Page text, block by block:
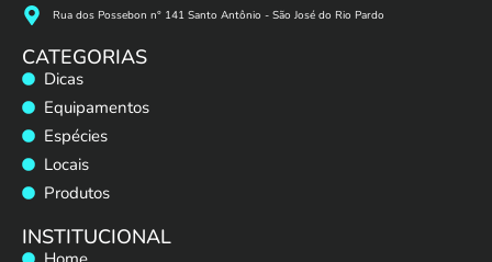
Rua dos Possebon n° 141 Santo Antônio - São José do Rio Pardo
CATEGORIAS
Dicas
Equipamentos
Espécies
Locais
Produtos
INSTITUCIONAL